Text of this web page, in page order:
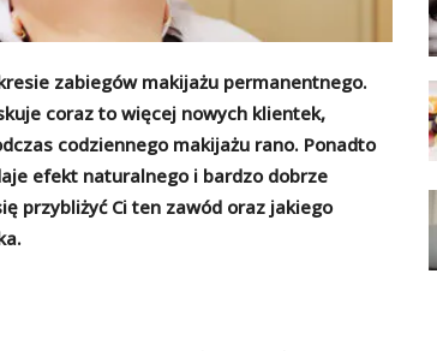
zabiegów makijażu permanentnego.
coraz to więcej nowych klientek,
codziennego makijażu rano. Ponadto
efekt naturalnego i bardzo dobrze
przybliżyć Ci ten zawód oraz jakiego